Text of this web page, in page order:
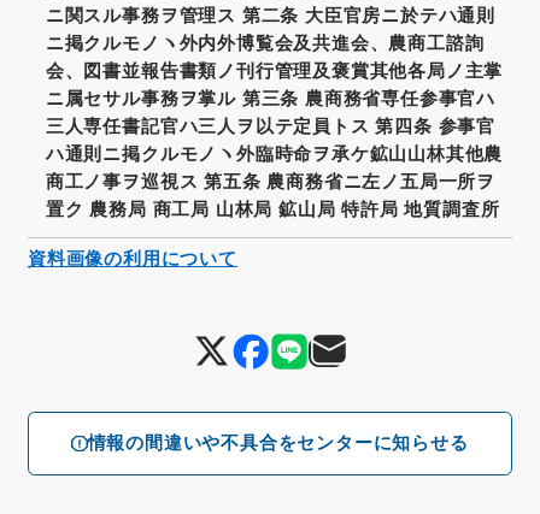
情報の間違いや不具合をセンターに知らせる
ニ関スル事務ヲ管理ス 第二条 大臣官房ニ於テハ通則
ニ掲クルモノヽ外内外博覧会及共進会、農商工諮詢
会、図書並報告書類ノ刊行管理及褒賞其他各局ノ主掌
ニ属セサル事務ヲ掌ル 第三条 農商務省専任参事官ハ
三人専任書記官ハ三人ヲ以テ定員トス 第四条 参事官
ハ通則ニ掲クルモノヽ外臨時命ヲ承ケ鉱山山林其他農
商工ノ事ヲ巡視ス 第五条 農商務省ニ左ノ五局一所ヲ
置ク 農務局 商工局 山林局 鉱山局 特許局 地質調査所
資料画像の利用について